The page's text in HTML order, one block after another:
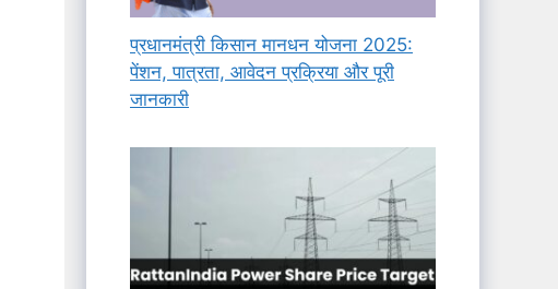
प्रधानमंत्री किसान मानधन योजना 2025:
पेंशन, पात्रता, आवेदन प्रक्रिया और पूरी
जानकारी